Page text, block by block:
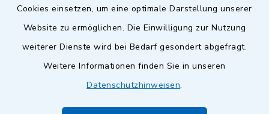
Cookies einsetzen, um eine optimale Darstellung unserer
Website zu ermöglichen. Die Einwilligung zur Nutzung
weiterer Dienste wird bei Bedarf gesondert abgefragt.
Weitere Informationen finden Sie in unseren
Datenschutzhinweisen.
Kontakt
Barrierefreiheit